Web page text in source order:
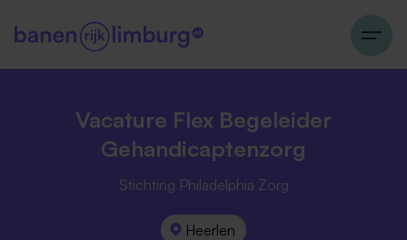
Vacature Flex Begeleider
Gehandicaptenzorg
Stichting Philadelphia Zorg
Heerlen